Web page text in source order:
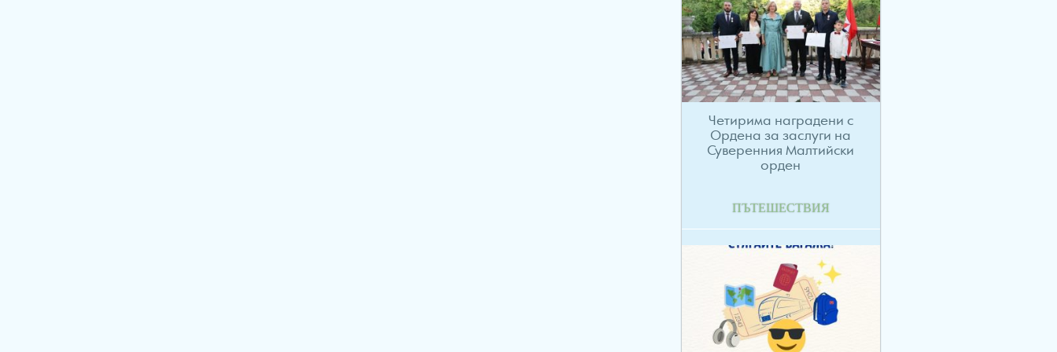
Четирима наградени с
Ордена за заслуги на
Суверенния Малтийски
орден
ПЪТЕШЕСТВИЯ